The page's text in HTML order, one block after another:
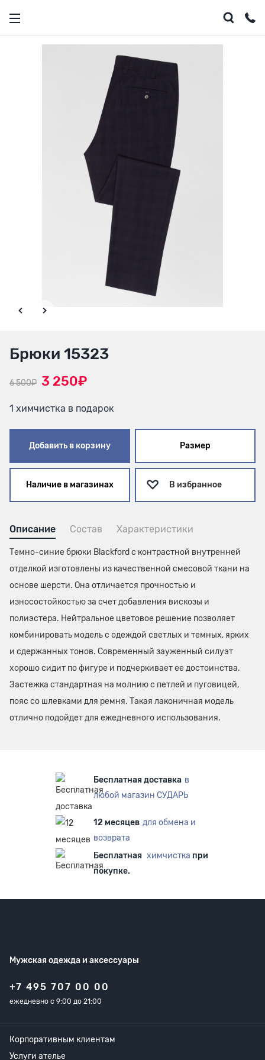
Брюки 15323
6 500₽ 3 250₽
1 химчистка в подарок
Добавить в корзину Размер
Наличие в магазинах В избранное
Описание Состав Характеристики
Темно-синие брюки Blackford с контрастной внутренней
отделкой изготовлены из качественной смесовой ткани на
основе шерсти. Она отличается прочностью и
износостойкостью за счет добавления вискозы и
полиэстера. Нейтральное цветовое решение позволяет
комбинировать модель с одеждой светлых и темных, ярких
и сдержанных тонов. Современный зауженный силуэт
хорошо сидит по фигуре и подчеркивает ее достоинства.
Застежка стандартная на молнию с петлей и пуговицей,
пояс со шлевками для ремня. Такая лаконичная модель
отлично подойдет для ежедневного использования.
Бесплатная доставка в
любой магазин СУДАРЬ
12 месяцев для обмена и
возврата
Бесплатная химчистка при
покупке.
Мужская одежда и аксессуары
+7 495 707 00 00
ежедневно с 9:00 до 21:00
Корпоративным клиентам
Услуги ателье